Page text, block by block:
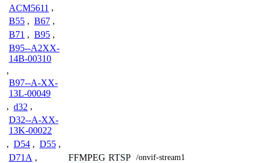
ACM5611 ,
B55 , B67 ,
B71 , B95 ,
B95--A2XX-
14B-00310
,
B97--A-XX-
13L-00049
, d32 ,
D32--A-XX-
13K-00022
, D54 , D55 ,
D71A ,
FFMPEG RTSP /onvif-stream1